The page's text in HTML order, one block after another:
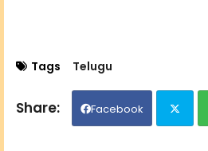
Tags Telugu
Facebook